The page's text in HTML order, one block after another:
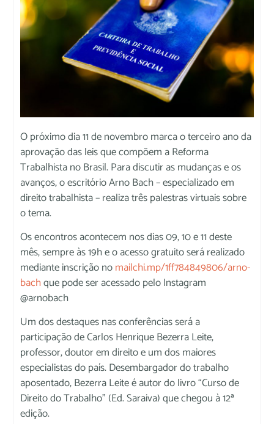
O próximo dia 11 de novembro marca o terceiro ano da
aprovação das leis que compõem a Reforma
Trabalhista no Brasil. Para discutir as mudanças e os
avanços, o escritório Arno Bach – especializado em
direito trabalhista – realiza três palestras virtuais sobre
o tema.
Os encontros acontecem nos dias 09, 10 e 11 deste
mês, sempre às 19h e o acesso gratuito será realizado
mediante inscrição nomailchi.mp/1ff784849806/arno-
bachque pode ser acessado pelo Instagram
@arnobach
Um dos destaques nas conferências será a
participação de Carlos Henrique Bezerra Leite,
professor, doutor em direito e um dos maiores
especialistas do país. Desembargador do trabalho
aposentado, Bezerra Leite é autor do livro “Curso de
Direito do Trabalho” (Ed. Saraiva) que chegou à 12ª
edição.